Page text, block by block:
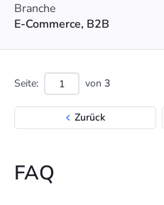
Branche
E-Commerce, B2B
Zurück
Seite: von 3
FAQ